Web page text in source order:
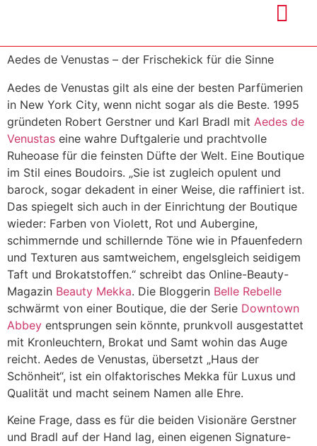
Aedes de Venustas – der Frischekick für die Sinne
Aedes de Venustas gilt als eine der besten Parfümerien
in New York City, wenn nicht sogar als die Beste. 1995
gründeten Robert Gerstner und Karl Bradl mit Aedes de
Venustas eine wahre Duftgalerie und prachtvolle
Ruheoase für die feinsten Düfte der Welt. Eine Boutique
im Stil eines Boudoirs. „Sie ist zugleich opulent und
barock, sogar dekadent in einer Weise, die raffiniert ist.
Das spiegelt sich auch in der Einrichtung der Boutique
wieder: Farben von Violett, Rot und Aubergine,
schimmernde und schillernde Töne wie in Pfauenfedern
und Texturen aus samtweichem, engelsgleich seidigem
Taft und Brokatstoffen.“ schreibt das Online-Beauty-
Magazin Beauty Mekka. Die Bloggerin Belle Rebelle
schwärmt von einer Boutique, die der Serie Downtown
Abbey entsprungen sein könnte, prunkvoll ausgestattet
mit Kronleuchtern, Brokat und Samt wohin das Auge
reicht. Aedes de Venustas, übersetzt „Haus der
Schönheit“, ist ein olfaktorisches Mekka für Luxus und
Qualität und macht seinem Namen alle Ehre.
Keine Frage, dass es für die beiden Visionäre Gerstner
und Bradl auf der Hand lag, einen eigenen Signature-